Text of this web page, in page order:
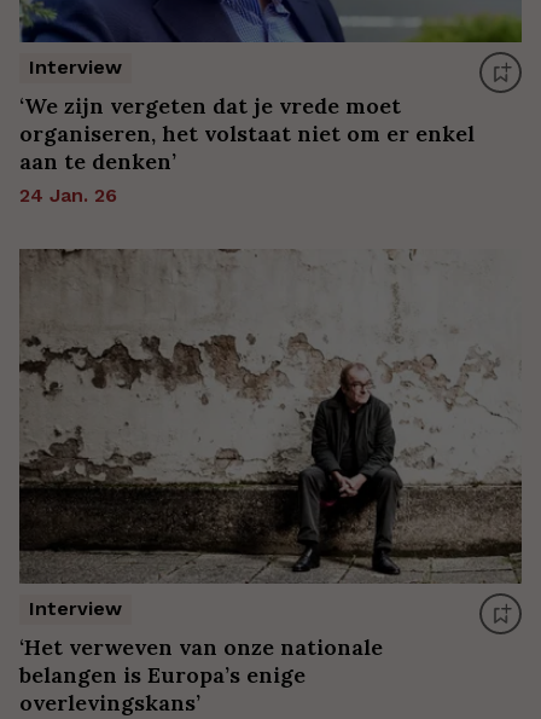
Interview
‘We zijn vergeten dat je vrede moet
organiseren, het volstaat niet om er enkel
aan te denken’
24 Jan. 26
Interview
‘Het verweven van onze nationale
belangen is Europa’s enige
overlevingskans’